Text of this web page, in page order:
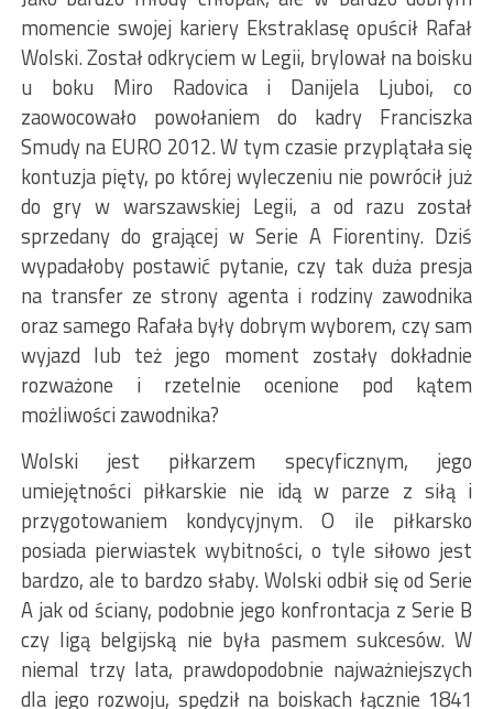
momencie swojej kariery Ekstraklasę opuścił Rafał
Wolski. Został odkryciem w Legii, brylował na boisku
u boku Miro Radovica i Danijela Ljuboi, co
zaowocowało powołaniem do kadry Franciszka
Smudy na EURO 2012. W tym czasie przyplątała się
kontuzja pięty, po której wyleczeniu nie powrócił już
do gry w warszawskiej Legii, a od razu został
sprzedany do grającej w Serie A Fiorentiny. Dziś
wypadałoby postawić pytanie, czy tak duża presja
na transfer ze strony agenta i rodziny zawodnika
oraz samego Rafała były dobrym wyborem, czy sam
wyjazd lub też jego moment zostały dokładnie
rozważone i rzetelnie ocenione pod kątem
możliwości zawodnika?
Wolski jest piłkarzem specyficznym, jego
umiejętności piłkarskie nie idą w parze z siłą i
przygotowaniem kondycyjnym. O ile piłkarsko
posiada pierwiastek wybitności, o tyle siłowo jest
bardzo, ale to bardzo słaby. Wolski odbił się od Serie
A jak od ściany, podobnie jego konfrontacja z Serie B
czy ligą belgijską nie była pasmem sukcesów. W
niemal trzy lata, prawdopodobnie najważniejszych
dla jego rozwoju, spędził na boiskach łącznie 1841